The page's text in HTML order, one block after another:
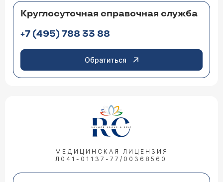
Круглосуточная справочная служба
+7 (495) 788 33 88
Обратиться
МЕДИЦИНСКАЯ ЛИЦЕНЗИЯ
Л041-01137-77/00368560